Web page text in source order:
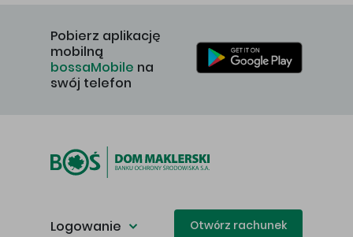
Pobierz aplikację
mobilną
bossaMobile na
swój telefon
Logowanie Otwórz rachunek